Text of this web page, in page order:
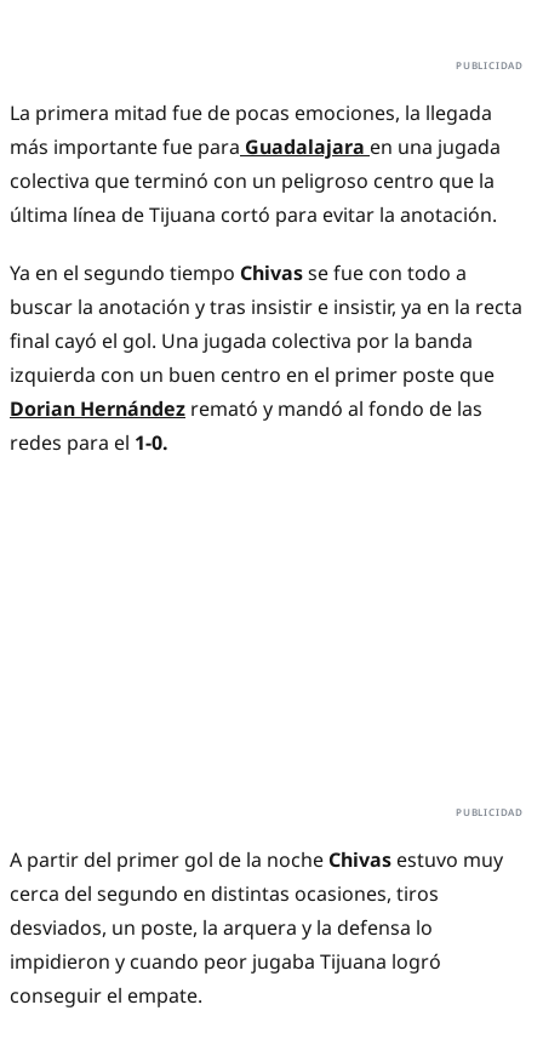
La primera mitad fue de pocas emociones, la llegada
más importante fue para Guadalajara en una jugada
colectiva que terminó con un peligroso centro que la
última línea de Tijuana cortó para evitar la anotación.
Ya en el segundo tiempo Chivasse fue con todo a
buscar la anotación y tras insistir e insistir, ya en la recta
final cayó el gol. Una jugada colectiva por la banda
izquierda con un buen centro en el primer poste que
Dorian Hernández remató y mandó al fondo de las
redes para el 1-0.
A partir del primer gol de la noche Chivas estuvo muy
cerca del segundo en distintas ocasiones, tiros
desviados, un poste, la arquera y la defensa lo
impidieron y cuando peor jugaba Tijuana logró
conseguir el empate.